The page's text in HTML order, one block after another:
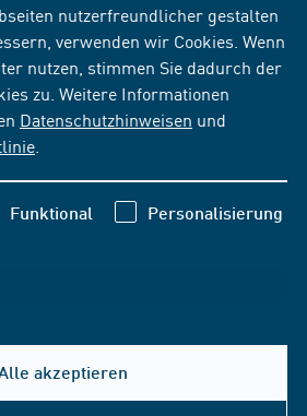
nutzerfreundlicher gestalten
verwenden wir Cookies. Wenn
nutzen, stimmen Sie dadurch der
zu. Weitere Informationen
Datenschutzhinweisen und
Funktional Personalisierung
akzeptieren
Hilfe & Kontakt